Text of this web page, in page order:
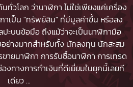
วโลก ว่านาฬิกา ไม่ใช่เพียงแค่เครื่อง
าเป็น "ทรัพย์สิน" ที่มีมูลค่าขึ้น หรือลง
ะบนข้อมือ ถึงแม้ว่าจะเป็นนาฬิกามือ
ย่างมากสำหรับทั้ง นักลงทุน นักสะสม
ขายนาฬิกา การรับซื้อนาฬิกา การเทรด
งทางการทำเงินที่ดีเยี่ยมในยุคนี้เลยที
เดียว...